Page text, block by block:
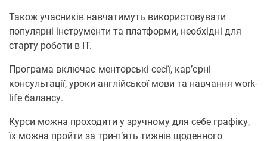
Також учасників навчатимуть використовувати
популярні інструменти та платформи, необхідні для
старту роботи в ІT.
Програма включає менторські сесії, кар’єрні
консультації, уроки англійської мови та навчання work-
life балансу.
Курси можна проходити у зручному для себе графіку,
їх можна пройти за три-п’ять тижнів щоденного